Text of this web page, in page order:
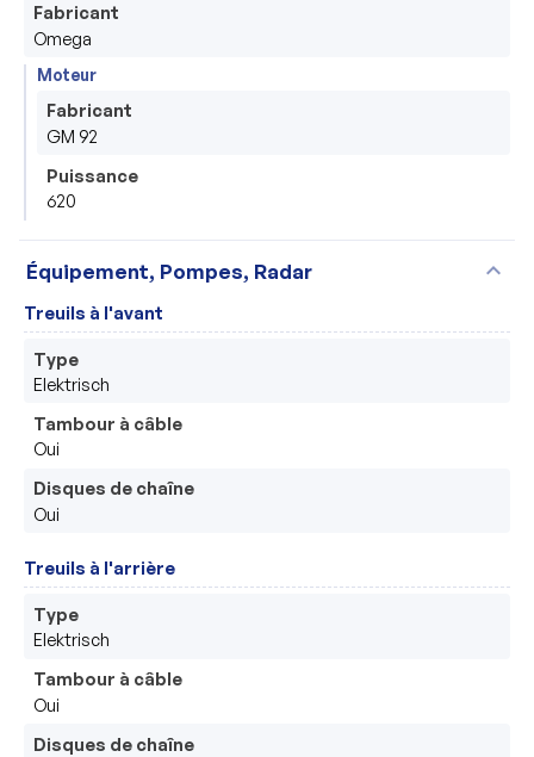
Fabricant
Omega
Moteur
Fabricant
GM 92
Puissance
620
Équipement, Pompes, Radar expand_more
Treuils à l'avant
Type
Elektrisch
Tambour à câble
Oui
Disques de chaîne
Oui
Treuils à l'arrière
Type
Elektrisch
Tambour à câble
Oui
Disques de chaîne